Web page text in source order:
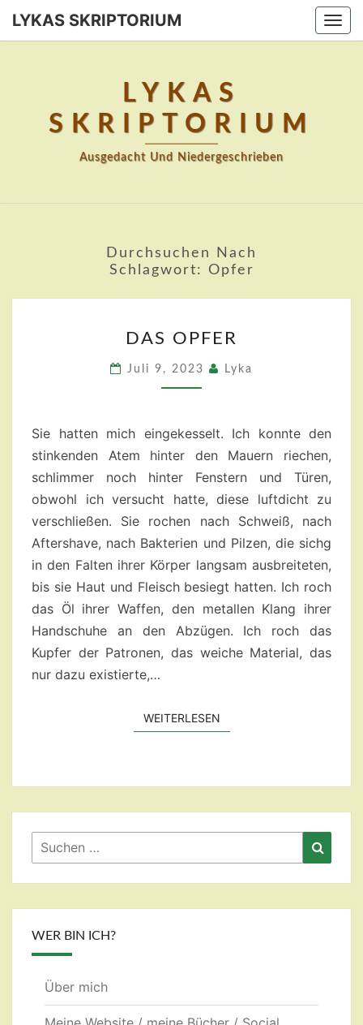
Skip
LYKAS SKRIPTORIUM
LYKAS
SKRIPTORIUM
Ausgedacht Und Niedergeschrieben
Durchsuchen Nach
Schlagwort: Opfer
OPFER
DAS OPFER
Juli 9, 2023 Lyka
Sie hatten mich eingekesselt. Ich konnte den
stinkenden Atem hinter den Mauern riechen,
schlimmer noch hinter Fenstern und Türen,
obwohl ich versucht hatte, diese luftdicht zu
verschließen. Sie rochen nach Schweiß, nach
Aftershave, nach Bakterien und Pilzen, die sichg
in den Falten ihrer Körper langsam ausbreiteten,
bis sie Haut und Fleisch besiegt hatten. Ich roch
das Öl ihrer Waffen, den metallen Klang ihrer
Handschuhe an den Abzügen. Ich roch das
Kupfer der Patronen, das weiche Material, das
nur dazu existierte,…
WEITERLESENWEITERLESEN
Suchen
nach:
WER BIN ICH?
Über mich